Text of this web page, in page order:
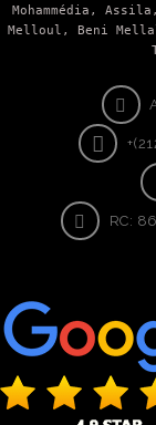
Mohammédia,
Melloul, Beni
RC: